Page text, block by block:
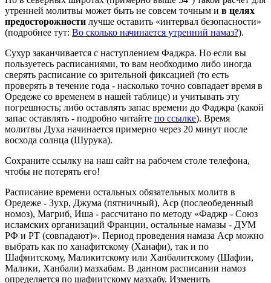
утренней молитвы может быть не совсем точным и в целях
предосторожности лучше оставить «интервал безопасности»
(подробнее тут: Во сколько начинается утренний намаз?).
Сухур заканчивается с наступлением Фаджра. Но если вы
пользуетесь расписаниями, то вам необходимо либо иногда
сверять расписание со зрительной фиксацией (то есть
проверять в течение года - насколько точно совпадает время в
Оредеже со временем в нашей таблице) и учитывать эту
погрешность; либо оставлять запас времени до Фаджра (какой
запас оставлять - подробно читайте по ссылке). Время
молитвы Духа начинается примерно через 20 минут после
восхода солнца (Шурука).
Сохраните ссылку на наш сайт на рабочем столе телефона,
чтобы не потерять его!
Расписание времени остальных обязательных молитв в
Оредеже - Зухр, Джума (пятничный), Аср (послеобеденный
номоз), Магриб, Иша - рассчитано по методу «Фаджр - Союз
исламских организаций Франции, остальные намазы - ДУМ
РФ и РТ (совпадают)». Период проведения намаза Аср можно
выбрать как по ханафитскому (Ханафи), так и по
Шафиитскому, Маликитскому или Ханбалитскому (Шафии,
Малики, Ханбали) мазхабам. В данном расписании намоз
определяется по шафиитскому мазхабу. Изменить